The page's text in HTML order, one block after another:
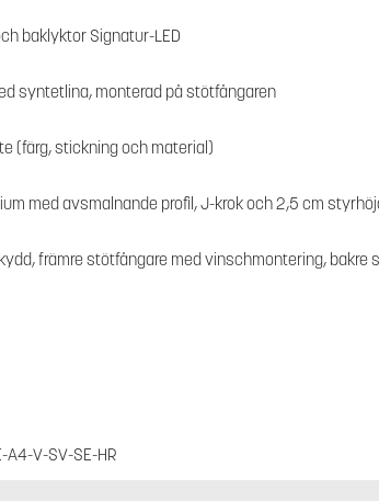
baklyktor Signatur-LED
syntetlina, monterad på stötfångaren
(färg, stickning och material)
med avsmalnande profil, J-krok och 2,5 cm
främre stötfångare med vinschmontering, bakre
A4-V-SV-SE-HR